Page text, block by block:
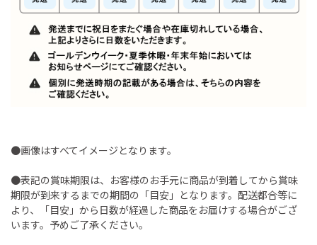
●画像はすべてイメージとなります。
●表記の賞味期限は、お客様のお手元に商品が到着してから賞味
期限が到来するまでの期間の「目安」となります。配送都合等に
より、「目安」から日数が経過した商品をお届けする場合がござ
います。予めご了承ください。